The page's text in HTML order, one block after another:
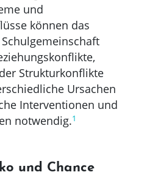
und
können das
Strukturkonflikte
Ursachen
Interventionen und
notwendig.1
und Chance